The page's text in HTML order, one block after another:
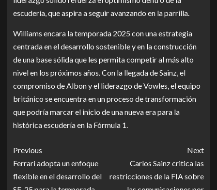
escudería, que aspira a seguir avanzando en la parrilla.
Williams encara la temporada 2025 con una estrategia
centrada en el desarrollo sostenible y en la construcción
de una base sólida que les permita competir al más alto
nivel en los próximos años. Con la llegada de Sainz, el
compromiso de Albon y el liderazgo de Vowles, el equipo
británico se encuentra en un proceso de transformación
que podría marcar el inicio de una nueva era para la
histórica escudería en la Fórmula 1.
Previous
Ferrari adopta un enfoque
flexible en el desarrollo del
Next
Carlos Sainz critica las
restricciones de la FIA sobre